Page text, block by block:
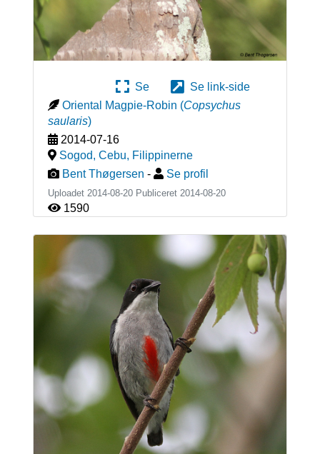
Se
Se link-side
Oriental Magpie-Robin (Copsychus
saularis)
2014-07-16
Sogod, Cebu, Filippinerne
Bent Thøgersen - Se profil
Uploadet 2014-08-20 Publiceret 2014-08-20
1590